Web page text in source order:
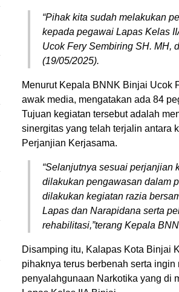
“Pihak kita sudah melakukan
kepada pegawai Lapas Kelas
Ucok Fery Sembiring SH. MH,
(19/05/2025).
Menurut Kepala BNNK Binjai Ucok
awak media, mengatakan ada 84
Tujuan kegiatan tersebut adalah
sinergitas yang telah terjalin antara
Perjanjian Kerjasama.
“Selanjutnya sesuai perjanjian
dilakukan pengawasan dalam
dilakukan kegiatan razia
Lapas dan Narapidana serta
rehabilitasi,”terang Kepala
Disamping itu, Kalapas Kota Binjai
pihaknya terus berbenah serta
penyalahgunaan Narkotika yang di